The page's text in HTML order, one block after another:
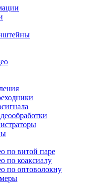
по витой паре
по коаксиалу
по оптоволокну